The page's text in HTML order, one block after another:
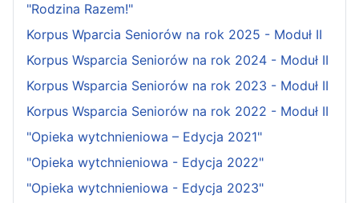
"Rodzina Razem!"
Korpus Wparcia Seniorów na rok 2025 - Moduł II
Korpus Wsparcia Seniorów na rok 2024 - Moduł II
Korpus Wsparcia Seniorów na rok 2023 - Moduł II
Korpus Wsparcia Seniorów na rok 2022 - Moduł II
"Opieka wytchnieniowa – Edycja 2021"
"Opieka wytchnieniowa - Edycja 2022"
"Opieka wytchnieniowa - Edycja 2023"